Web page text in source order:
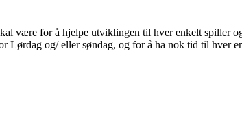
være for å hjelpe utviklingen til hver enkelt spiller
Lørdag og/ eller søndag, og for å ha nok tid til hver